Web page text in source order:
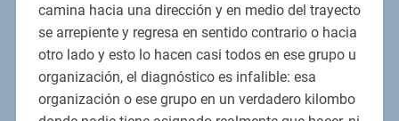
camina hacia una dirección y en medio del trayecto
se arrepiente y regresa en sentido contrario o hacia
otro lado y esto lo hacen casi todos en ese grupo u
organización, el diagnóstico es infalible: esa
organización o ese grupo en un verdadero kilombo